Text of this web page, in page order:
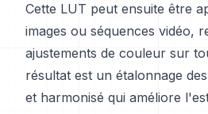
Cette LUT peut ensuite être
images ou séquences vidéo,
ajustements de couleur sur
résultat est un étalonnage
et harmonisé qui améliore